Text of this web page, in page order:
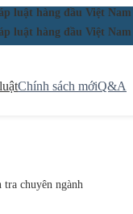
luật hàng đầu Việt
luật hàng đầu Việt
Chính sách mớiQ&A
chuyên ngành